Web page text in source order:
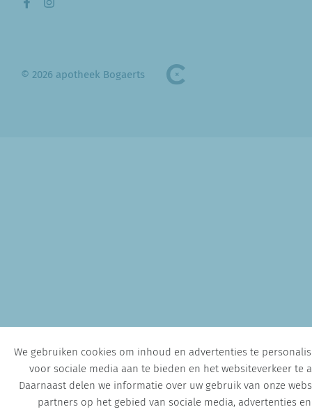
© 2026 apotheek Bogaerts
We gebruiken cookies om inhoud en advertenties te
voor sociale media aan te bieden en het websiteverkeer te
Daarnaast delen we informatie over uw gebruik van onze
partners op het gebied van sociale media, advertenties